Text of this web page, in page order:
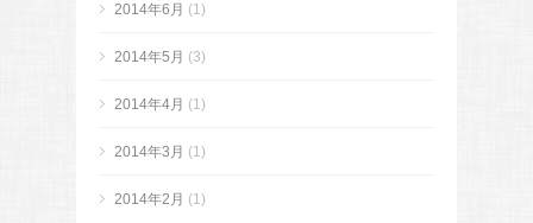
2014年6月 (1)
2014年5月 (3)
2014年4月 (1)
2014年3月 (1)
2014年2月 (1)